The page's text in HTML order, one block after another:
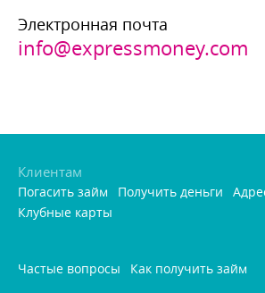
Электронная почта
info@expressmoney.com
Клиентам
Погасить займ Получить деньги
Клубные карты
Частые вопросы Как получить займ